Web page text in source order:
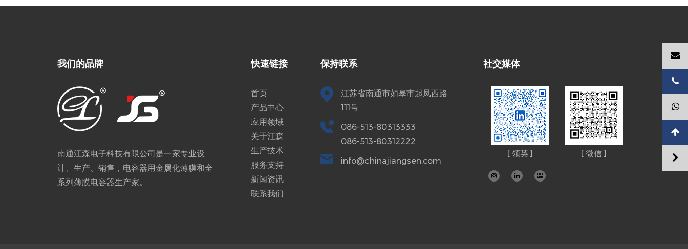
我们的品牌
南通江森电子科技有限公司是一家专业设
计、生产、销售，电容器用金属化薄膜和全
系列薄膜电容器生产家。
快速链接
首页
产品中心
应用领域
关于江森
生产技术
服务支持
新闻资讯
联系我们
保持联系
江苏省南通市如皋市起凤西路
111号
086-513-80313333
086-513-80312222
info@chinajiangsen.com
社交媒体
[ 领英 ] [ 微信 ]